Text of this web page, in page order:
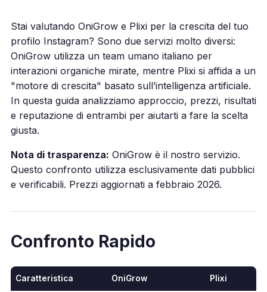
Stai valutando OniGrow e Plixi per la crescita del tuo
profilo Instagram? Sono due servizi molto diversi:
OniGrow utilizza un team umano italiano per
interazioni organiche mirate, mentre Plixi si affida a un
"motore di crescita" basato sull’intelligenza artificiale.
In questa guida analizziamo approccio, prezzi, risultati
e reputazione di entrambi per aiutarti a fare la scelta
giusta.
Nota di trasparenza: OniGrow è il nostro servizio.
Questo confronto utilizza esclusivamente dati pubblici
e verificabili. Prezzi aggiornati a febbraio 2026.
Confronto Rapido
Caratteristica OniGrow Plixi